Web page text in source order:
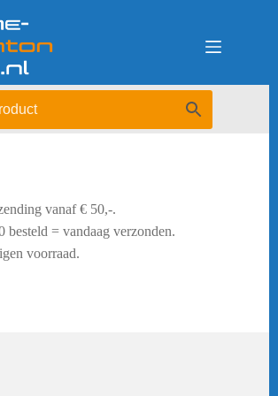
vanaf € 50,-.
besteld = vandaag verzonden.
voorraad.